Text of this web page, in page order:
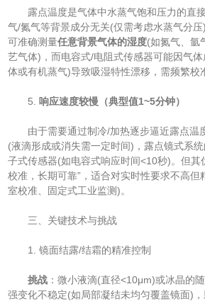
露点温度是气体中水蒸气饱和压力的直
气/氮气等背景成分无关(仅需考虑水蒸气分
可准确测量​​任意背景气体的湿度​​(如氮气、氩
艺气体)，而电容式/电阻式传感器可能因气
体或有机蒸气)导致吸湿特性漂移，需频繁校
5. ​​响应速度较慢（典型值1~5分钟）​
由于需要通过制冷/加热逐步逼近露点温
(液滴形成或消失需一定时间)，露点镜式系
子式传感器(如电容式响应时间<10秒)。但其
校准，长期可靠”，适合对实时性要求不高但
室校准、固定式工业监测)。
三、关键技术与挑战
1. 镜面结露/结霜的精准控制
​​挑战​ ：微小液滴(直径<10μm)或冰晶的
强变化不稳定(如局部凝结未均匀覆盖镜面)，